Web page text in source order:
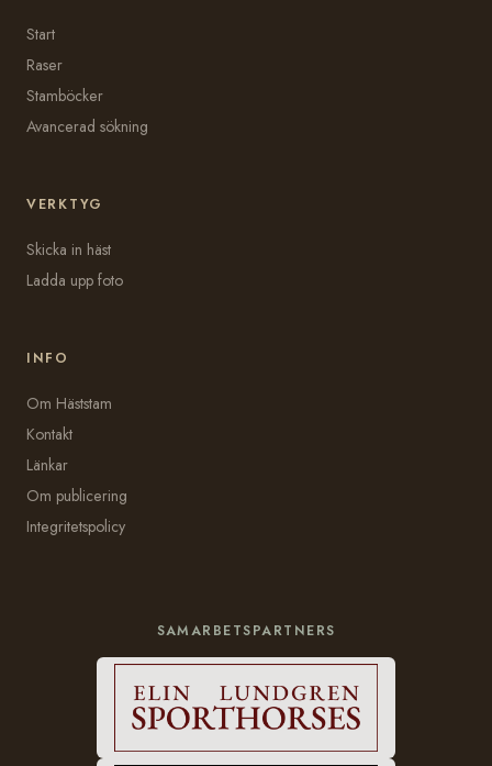
Start
Raser
Stamböcker
Avancerad sökning
VERKTYG
Skicka in häst
Ladda upp foto
INFO
Om Häststam
Kontakt
Länkar
Om publicering
Integritetspolicy
SAMARBETSPARTNERS